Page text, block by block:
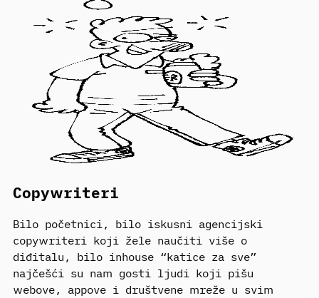
Copywriteri
Bilo početnici, bilo iskusni agencijski
copywriteri koji žele naučiti više o
diđitalu, bilo inhouse “katice za sve”
najčešći su nam gosti ljudi koji pišu
webove, appove i društvene mreže u svim